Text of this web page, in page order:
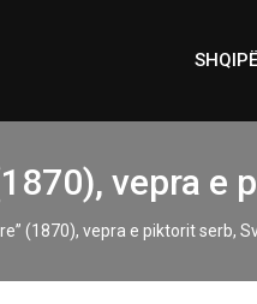
vepra
(1870), vepra e piktorit serb,